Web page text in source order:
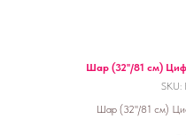
Шар (32''/81 см)
SKU:
Шар (32''/81 см)